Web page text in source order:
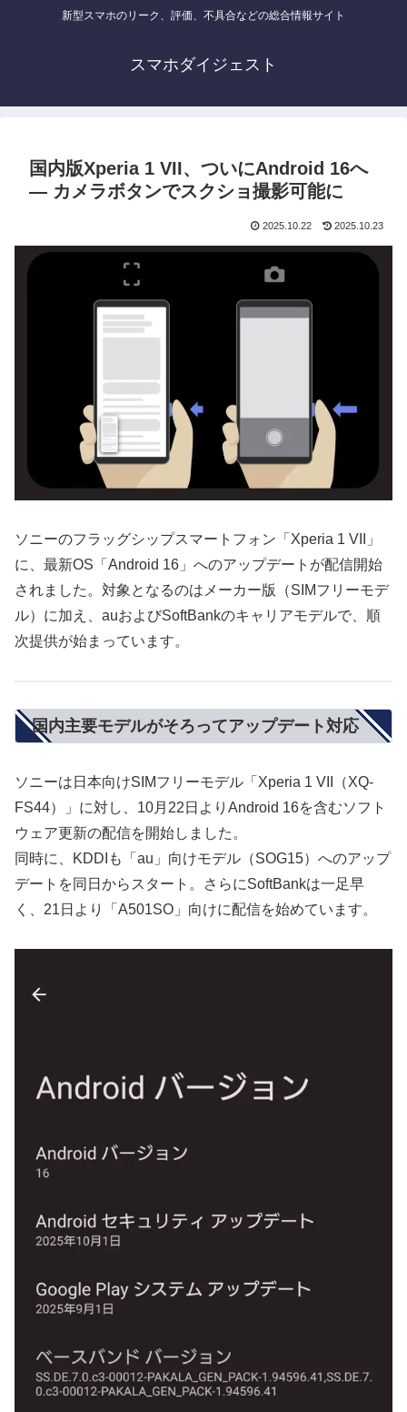
新型スマホのリーク、評価、不具合などの総合情報サイト
スマホダイジェスト
国内版Xperia 1 VII、ついにAndroid 16へ
― カメラボタンでスクショ撮影可能に
2025.10.22 2025.10.23
ソニーのフラッグシップスマートフォン「Xperia 1 VII」
に、最新OS「Android 16」へのアップデートが配信開始
されました。対象となるのはメーカー版（SIMフリーモデ
ル）に加え、auおよびSoftBankのキャリアモデルで、順
次提供が始まっています。
国内主要モデルがそろってアップデート対応
ソニーは日本向けSIMフリーモデル「Xperia 1 VII（XQ-
FS44）」に対し、10月22日よりAndroid 16を含むソフト
ウェア更新の配信を開始しました。
同時に、KDDIも「au」向けモデル（SOG15）へのアップ
デートを同日からスタート。さらにSoftBankは一足早
く、21日より「A501SO」向けに配信を始めています。